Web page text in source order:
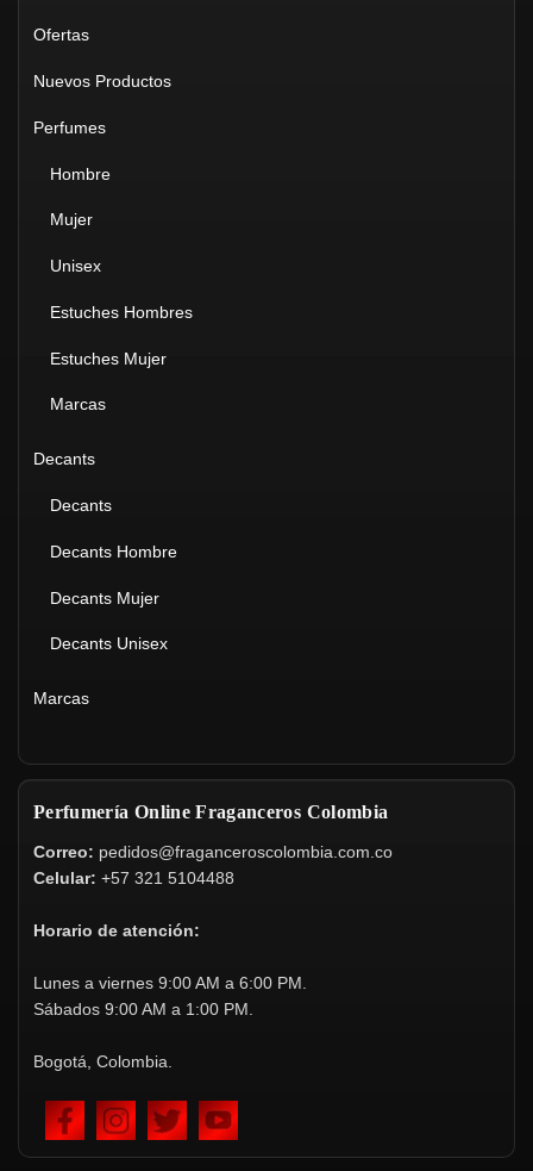
Ofertas
Nuevos Productos
Perfumes
Hombre
Mujer
Unisex
Estuches Hombres
Estuches Mujer
Marcas
Decants
Decants
Decants Hombre
Decants Mujer
Decants Unisex
Marcas
Perfumería Online Fraganceros Colombia
Correo: pedidos@fraganceroscolombia.com.co
Celular: +57 321 5104488
Horario de atención:
Lunes a viernes 9:00 AM a 6:00 PM.
Sábados 9:00 AM a 1:00 PM.
Bogotá, Colombia.